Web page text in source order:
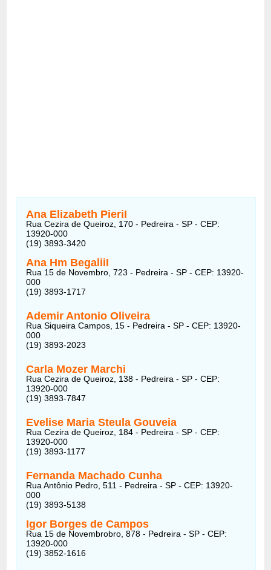
Ana Elizabeth PieriI
Rua Cezira de Queiroz, 170 - Pedreira - SP - CEP:
13920-000
(19) 3893-3420
Ana Hm BegaliiI
Rua 15 de Novembro, 723 - Pedreira - SP - CEP: 13920-
000
(19) 3893-1717
Ademir Antonio Oliveira
Rua Siqueira Campos, 15 - Pedreira - SP - CEP: 13920-
000
(19) 3893-2023
Carla Mozer Marchi
Rua Cezira de Queiroz, 138 - Pedreira - SP - CEP:
13920-000
(19) 3893-7847
Evelise Maria Steula Gouveia
Rua Cezira de Queiroz, 184 - Pedreira - SP - CEP:
13920-000
(19) 3893-1177
Fernanda Machado Cunha
Rua Antônio Pedro, 511 - Pedreira - SP - CEP: 13920-
000
(19) 3893-5138
Igor Borges de Campos
Rua 15 de Novembrobro, 878 - Pedreira - SP - CEP:
13920-000
(19) 3852-1616